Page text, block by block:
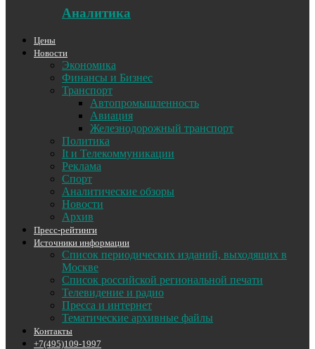
Аналитика
Цены
Новости
Экономика
Финансы и Бизнес
Транспорт
Автопромышленность
Авиация
Железнодорожный транспорт
Политика
It и Телекоммуникации
Реклама
Спорт
Аналитические обзоры
Новости
Архив
Пресс-рейтинги
Источники информации
Список периодических изданий, выходящих в
Москве
Список российской региональной печати
Телевидение и радио
Пресса и интернет
Тематические архивные файлы
Контакты
+7(495)109-1997